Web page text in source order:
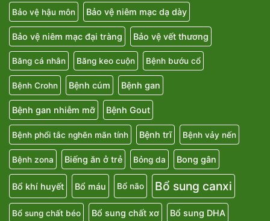
Bảo vệ hậu môn Bảo vệ niêm mạc dạ dày
Bảo vệ niêm mạc đại tràng Bảo vệ vết thương
Băng cá nhân Băng keo cuộn Bệnh bướu cổ
Bệnh Crohn Bệnh cúm Bệnh gan
Bệnh gan nhiễm mỡ Bệnh Gout
Bệnh phổi tắc nghẽn mãn tính Bệnh trĩ Bệnh vảy nến
Bệnh zona Biếng ăn ở trẻ Bỏng da Bong gân
Bổ khí huyết Bổ máu Bổ não Bổ sung canxi
Bổ sung chất béo Bổ sung chất xơ Bổ sung DHA